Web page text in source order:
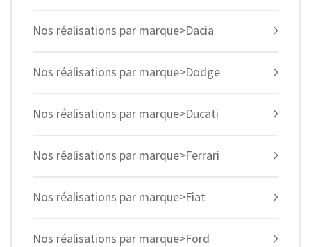
Nos réalisations par marque>Dacia
Nos réalisations par marque>Dodge
Nos réalisations par marque>Ducati
Nos réalisations par marque>Ferrari
Nos réalisations par marque>Fiat
Nos réalisations par marque>Ford